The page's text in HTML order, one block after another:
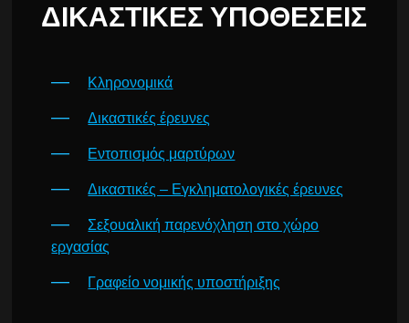
ΔΙΚΑΣΤΙΚΈΣ ΥΠΟΘΈΣΕΙΣ
Κληρονομικά
Δικαστικές έρευνες
Εντοπισμός μαρτύρων
Δικαστικές – Εγκληματολογικές έρευνες
Σεξουαλική παρενόχληση στο χώρο
εργασίας
Γραφείο νομικής υποστήριξης